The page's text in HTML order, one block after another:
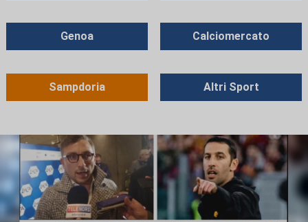
Genoa
Sampdoria
Calciomercato
Altri Sport